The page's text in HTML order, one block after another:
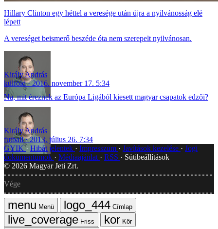
Hillary Clinton egy héttel a veresége után újra a nyilvánosság elé
lépett
A vereséget beismerő beszéde óta nem szerepelt nyilvánosan.
Király András
külföld
2016. november 17. 5:34
Na, mit éreznek az Európa Ligából kiesett magyar csapatok edzői?
Király András
futball
2013. július 26. 7:34
GYIK Hibát jelentek Impresszum Javítások kezelése
Jogi
dokumentumok
Médiaajánlat RSS
Sütibeállítások
© 2026 Magyar Jeti Zrt.
Vége
Menü
Címlap
Friss
Kör